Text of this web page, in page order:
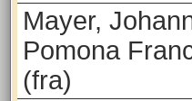
Mayer,
Pomona
(fra)